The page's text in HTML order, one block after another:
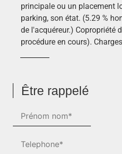
principale ou un placement
parking, son état. (5.29 %
de l'acquéreur.) Copropriété
procédure en cours).
Être rappelé